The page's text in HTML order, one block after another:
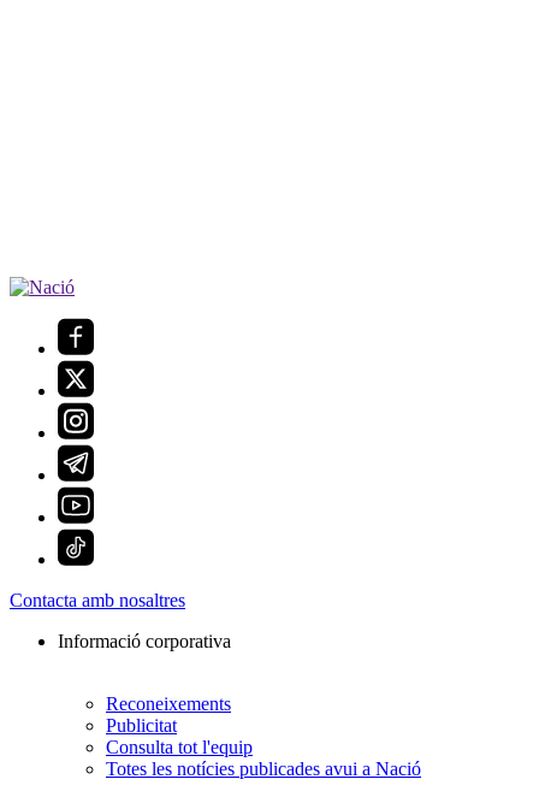
Contacta amb nosaltres
Informació corporativa
Reconeixements
Publicitat
Consulta tot l'equip
Totes les notícies publicades avui a Nació